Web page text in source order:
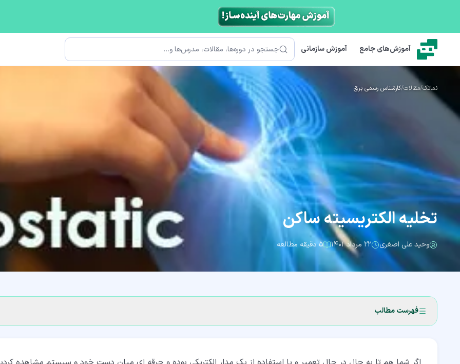
آموزش‌های جامع آموزش سازمانی جستجو
نماتک/مقالات/کارشناس رسمی برق
تخلیه الکتریسیته ساکن
وحید علی اصغری ۲۲ مرداد ۱۴۰۱ ۵ دقیقه مطالعه
فهرست مطالب